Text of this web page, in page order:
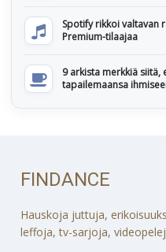
Spotify rikkoi valtavan
Premium-tilaajaa
9 arkista merkkiä siitä,
tapailemaansa
FINDANCE
Hauskoja juttuja,
leffoja, tv-sarjoja,